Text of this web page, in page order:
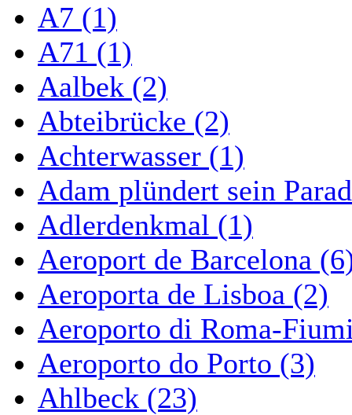
A7 (1)
A71 (1)
Aalbek (2)
Abteibrücke (2)
Achterwasser (1)
Adam plündert sein
Adlerdenkmal (1)
Aeroport de Barcelona
Aeroporta de Lisboa (2)
Aeroporto di Roma-
Aeroporto do Porto (3)
Ahlbeck (23)